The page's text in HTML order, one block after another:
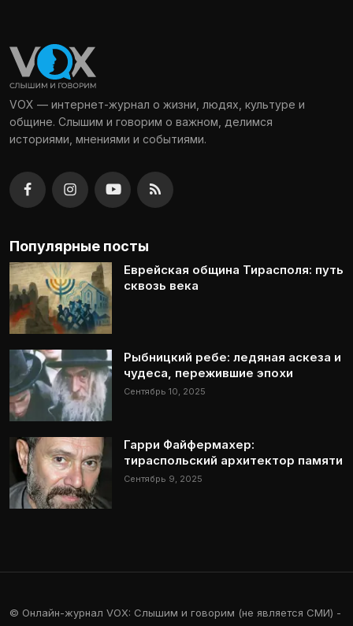
VOX — интернет-журнал о жизни, людях, культуре и
общине. Слышим и говорим о важном, делимся
историями, мнениями и событиями.
Популярные посты
Еврейская община Тирасполя: путь
сквозь века
Рыбницкий ребе: ледяная аскеза и
чудеса, пережившие эпохи
Сентябрь 10, 2025
Гарри Файфермахер:
тираспольский архитектор памяти
Сентябрь 9, 2025
© Онлайн-журнал VOX: Слышим и говорим (не является СМИ) -